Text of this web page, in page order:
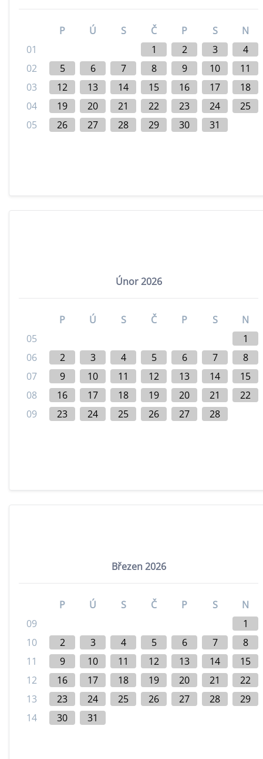
P Ú S Č P S
N
01
1 2 3
4
02
5 6 7 8 9 10
11
03
12 13 14 15 16 17
18
04
19 20 21 22 23 24
25
05
26 27 28 29 30 31
Únor 2026
P Ú S Č P S
N
05
1
06
2 3 4 5 6 7
8
07
9 10 11 12 13 14
15
08
16 17 18 19 20 21
22
09
23 24 25 26 27 28
Březen 2026
P Ú S Č P S
N
09
1
10
2 3 4 5 6 7
8
11
9 10 11 12 13 14
15
12
16 17 18 19 20 21
22
13
23 24 25 26 27 28
29
14
30 31